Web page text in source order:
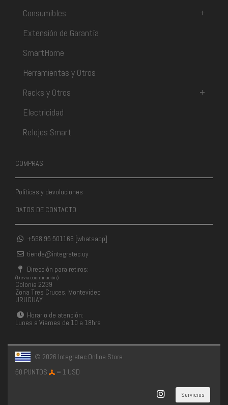
Consumibles
+
Extensión de Garantía
SmartHome
Herramientas y Otros
Racks y Otros
+
Electricidad
Relojes Smart
COMPRAS
Políticas y devoluciones
DATOS DE CONTACTO
+598 95 501166 [whatsapp]
tienda@integratec.uy
Dirección para retiros:
(Previa coordinación)
Colonia 2239
Zona Tres Cruces, Montevideo
URUGUAY
Horario de atención:
Lunes a Viernes de 10 a 18hrs
© 2026 Integratec Online Store
50 PUNTOS
= 1 USD
Servicios